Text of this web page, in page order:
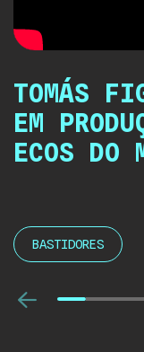
TOMÁS
EM
ECOS DO
BASTIDORES
Anterior